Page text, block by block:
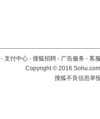
- 支付中心 - 搜狐招聘 - 广告服务 - 客
Copyright©2016
搜狐不良信息举